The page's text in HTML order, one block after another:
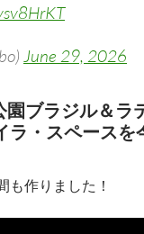
June 29, 2026
ブラジル＆ラ
ラ・スペースを
も作りました！